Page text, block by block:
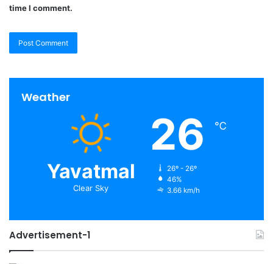
time I comment.
Weather
Yavatmal
Clear Sky
26 ℃
26º - 26º
46%
3.66 km/h
Advertisement-1